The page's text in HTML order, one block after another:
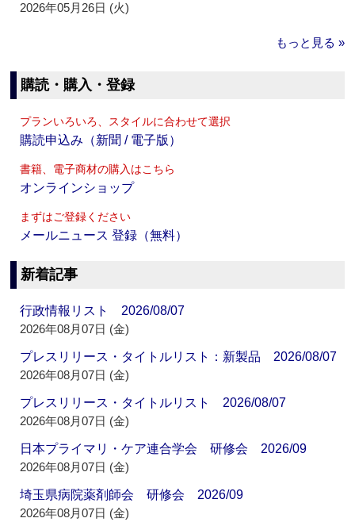
2026年05月26日 (火)
もっと見る »
購読・購入・登録
プランいろいろ、スタイルに合わせて選択
購読申込み（新聞 / 電子版）
書籍、電子商材の購入はこちら
オンラインショップ
まずはご登録ください
メールニュース 登録（無料）
新着記事
行政情報リスト 2026/08/07
2026年08月07日 (金)
プレスリリース・タイトルリスト：新製品 2026/08/07
2026年08月07日 (金)
プレスリリース・タイトルリスト 2026/08/07
2026年08月07日 (金)
日本プライマリ・ケア連合学会 研修会 2026/09
2026年08月07日 (金)
埼玉県病院薬剤師会 研修会 2026/09
2026年08月07日 (金)